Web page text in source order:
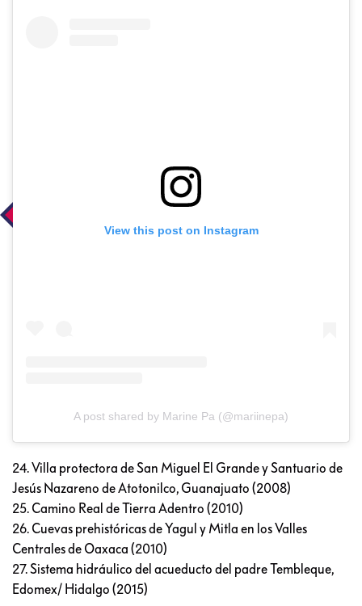
View this post on Instagram
A post shared by Marine Pa (@mariinepa)
24. Villa protectora de San Miguel El Grande y Santuario de
Jesús Nazareno de Atotonilco, Guanajuato (2008)
25. Camino Real de Tierra Adentro (2010)
26. Cuevas prehistóricas de Yagul y Mitla en los Valles
Centrales de Oaxaca (2010)
27. Sistema hidráulico del acueducto del padre Tembleque,
Edomex/ Hidalgo (2015)